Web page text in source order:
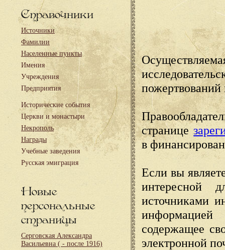
Справочники
Источники
Фамилии
Населенные пункты
Имения
Учреждения
Предприятия
Исторические события
Церкви и монастыри
Некрополь
Награды
Учебные заведения
Русская эмиграция
Новые
персональные
страницы
Серговская Александра
Васильевна ( - после 1916)
пожертвований
странице
в
Если вы
интересной
источниками
содержащее
электронной